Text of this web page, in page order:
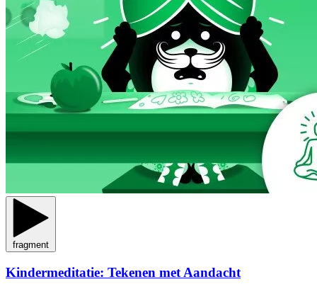
fragment
Kindermeditatie: Tekenen met Aandacht